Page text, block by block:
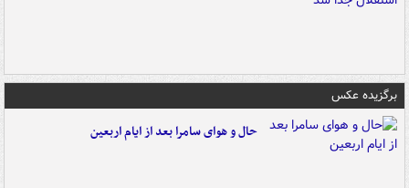
برگزیده عکس
حال و هوای سامرا بعد از ایام اربعین